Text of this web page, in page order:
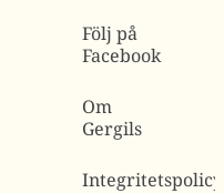
Följ på
Facebook
Om
Gergils
Integritetspolicy